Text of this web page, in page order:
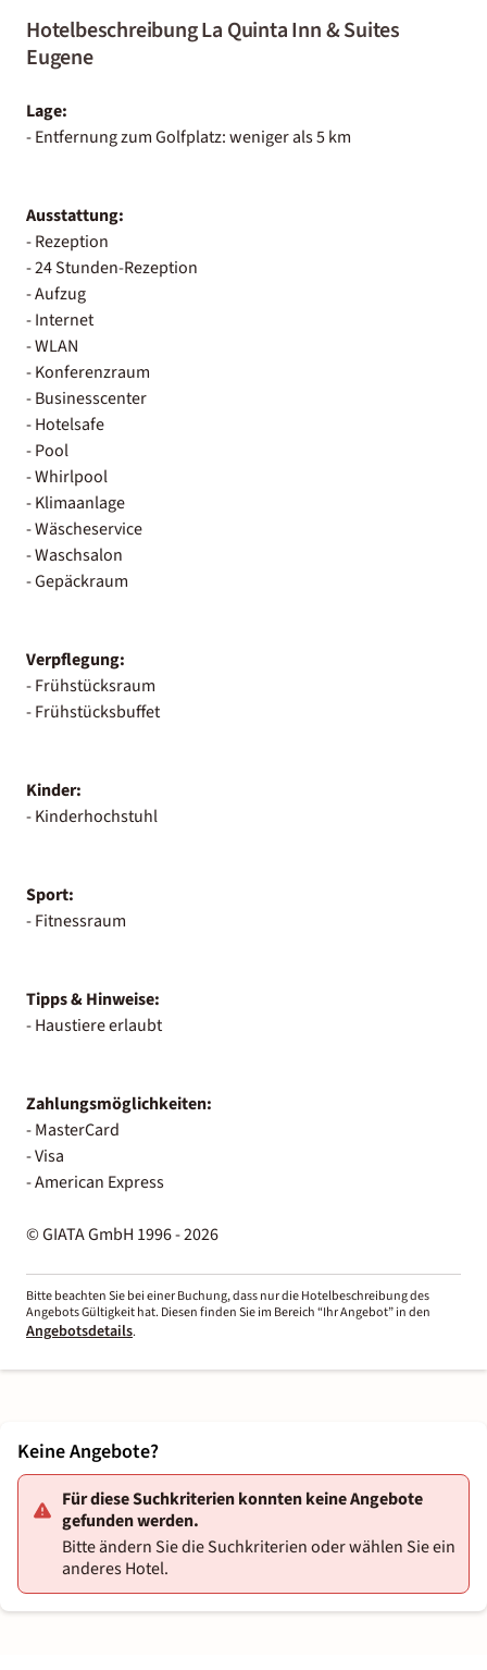
Hotelbeschreibung La Quinta Inn & Suites
Eugene
Lage:
- Entfernung zum Golfplatz: weniger als 5 km
Ausstattung:
- Rezeption
- 24 Stunden-Rezeption
- Aufzug
- Internet
- WLAN
- Konferenzraum
- Businesscenter
- Hotelsafe
- Pool
- Whirlpool
- Klimaanlage
- Wäscheservice
- Waschsalon
- Gepäckraum
Verpflegung:
- Frühstücksraum
- Frühstücksbuffet
Kinder:
- Kinderhochstuhl
Sport:
- Fitnessraum
Tipps & Hinweise:
- Haustiere erlaubt
Zahlungsmöglichkeiten:
- MasterCard
- Visa
- American Express
© GIATA GmbH 1996 - 2026
Bitte beachten Sie bei einer Buchung, dass nur die Hotelbeschreibung des
Angebots Gültigkeit hat. Diesen finden Sie im Bereich “Ihr Angebot” in den
Angebotsdetails.
Keine Angebote?
Für diese Suchkriterien konnten keine Angebote
gefunden werden.
Bitte ändern Sie die Suchkriterien oder wählen Sie ein
anderes Hotel.